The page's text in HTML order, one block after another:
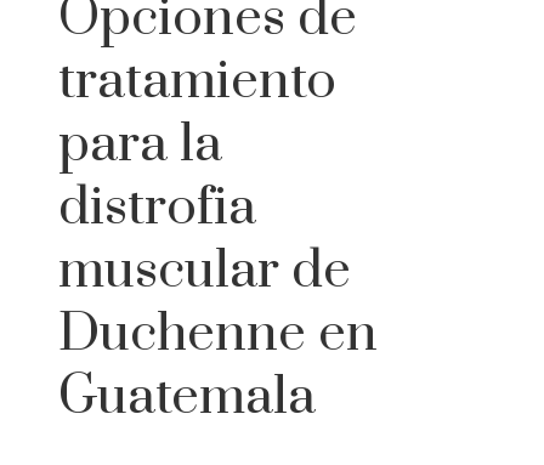
Opciones de
tratamiento
para la
distrofia
muscular de
Duchenne en
Guatemala